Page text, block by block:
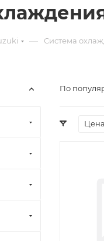
— Система
По
Цена